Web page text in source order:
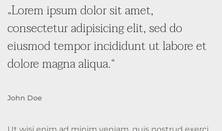
„Lorem ipsum dolor sit amet,
consectetur adipisicing elit, sed do
eiusmod tempor incididunt ut labore et
dolore magna aliqua.“
John Doe